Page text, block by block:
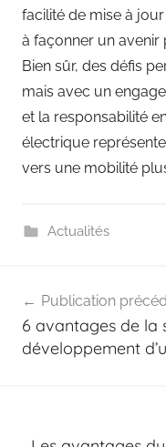
facilité de mise à
à façonner un
Bien sûr, des défis
mais avec un
et la responsabilité
électrique
vers une mobilité
Actualités
de
l’article
Publication
6 avantages de la
développement